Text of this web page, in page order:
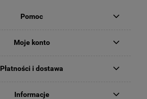
Pomoc
Moje konto
Płatności i dostawa
Informacje